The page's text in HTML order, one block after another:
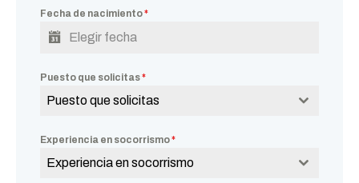
Fecha de nacimiento*
Puesto que solicitas*
Puesto que solicitas
Experiencia en socorrismo*
Experiencia en socorrismo